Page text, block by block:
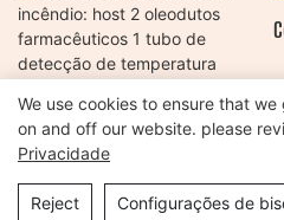
Sistema De Supressão De
Incêndio: Host 2 Oleodutos
Farmacêuticos 1 Tubo De
Detecção De Temperatura
Copyright © 2026 Henan Oulead
We use cookies to ensure that
on and off our website. please
Privacidade
Reject Configurações de